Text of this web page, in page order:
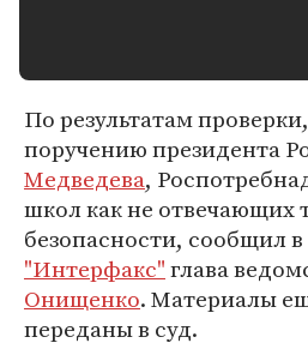
По результатам
поручению президента
Медведева,
школ как не отвечающих
безопасности, сообщил в
"Интерфакс"глава
Онищенко. Материалы
переданы в суд.